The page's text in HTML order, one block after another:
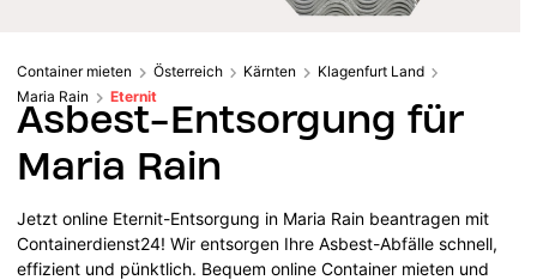
Container mieten Österreich Kärnten
Klagenfurt Land
Maria Rain
Eternit
Asbest-Entsorgung für
Maria Rain
Jetzt online Eternit-Entsorgung in Maria Rain beantragen mit
Containerdienst24! Wir entsorgen Ihre Asbest-Abfälle schnell,
effizient und pünktlich. Bequem online Container mieten und